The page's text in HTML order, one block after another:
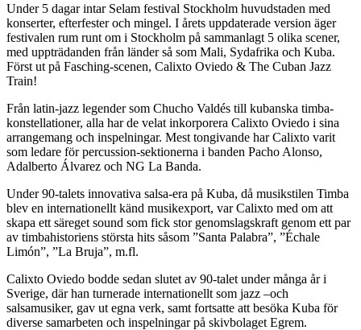
Under 5 dagar intar Selam festival Stockholm huvudstaden med
konserter, efterfester och mingel. I årets uppdaterade version äger
festivalen rum runt om i Stockholm på sammanlagt 5 olika scener,
med uppträdanden från länder så som Mali, Sydafrika och Kuba.
Först ut på Fasching-scenen, Calixto Oviedo & The Cuban Jazz
Train!
Från latin-jazz legender som Chucho Valdés till kubanska timba-
konstellationer, alla har de velat inkorporera Calixto Oviedo i sina
arrangemang och inspelningar. Mest tongivande har Calixto varit
som ledare för percussion-sektionerna i banden Pacho Alonso,
Adalberto Álvarez och NG La Banda.
Under 90-talets innovativa salsa-era på Kuba, då musikstilen Timba
blev en internationellt känd musikexport, var Calixto med om att
skapa ett säreget sound som fick stor genomslagskraft genom ett par
av timbahistoriens största hits såsom ”Santa Palabra”, ”Échale
Limón”, ”La Bruja”, m.fl.
Calixto Oviedo bodde sedan slutet av 90-talet under många år i
Sverige, där han turnerade internationellt som jazz –och
salsamusiker, gav ut egna verk, samt fortsatte att besöka Kuba för
diverse samarbeten och inspelningar på skivbolaget Egrem.